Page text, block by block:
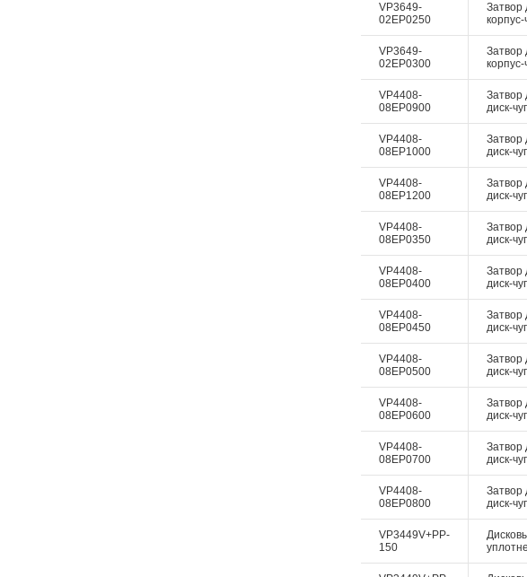
VP3649-
02EP0250
Затвор
VP3649-
02EP0300
Затвор
VP4408-
08EP0900
Затвор
диск-
VP4408-
08EP1000
Затвор
диск-
VP4408-
08EP1200
Затвор
диск-
VP4408-
08EP0350
Затвор
диск-
VP4408-
08EP0400
Затвор
диск-
VP4408-
08EP0450
Затвор
диск-
VP4408-
08EP0500
Затвор
диск-
VP4408-
08EP0600
Затвор
диск-
VP4408-
08EP0700
Затвор
диск-
VP4408-
08EP0800
Затвор
диск-
VP3449V+PP-
150